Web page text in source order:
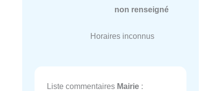
non renseigné
Horaires inconnus
Liste commentaires Mairie :